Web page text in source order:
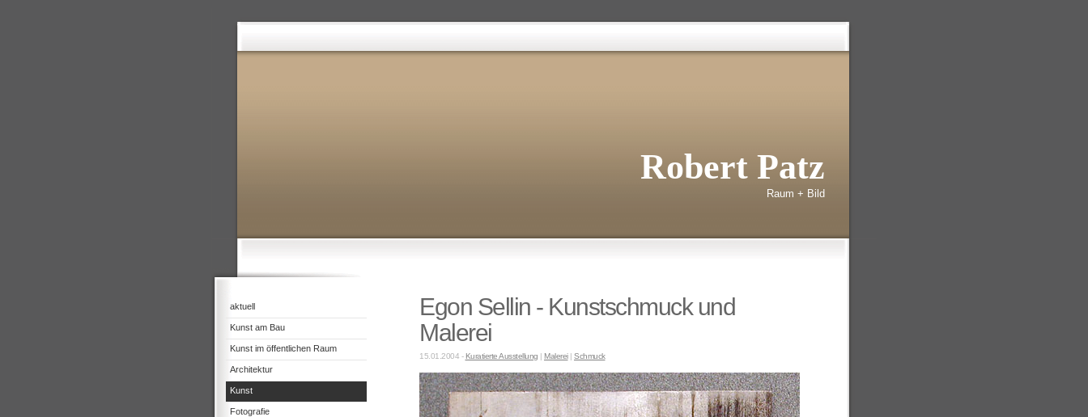
Robert Patz
Raum + Bild
aktuell
Kunst am Bau
Kunst im öffentlichen Raum
Architektur
Kunst
Fotografie
Egon Sellin - Kunstschmuck und
Malerei
15.01.2004 - Kuratierte Ausstellung | Malerei| Schmuck